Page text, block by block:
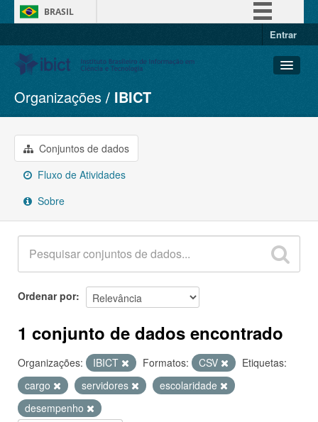
BRASIL
Entrar
Conjuntos de dados
Organizações
Grupos
Sobre
Organizações IBICT
Conjuntos de dados
Fluxo de Atividades
Sobre
Ordenar por
1 conjunto de dados encontrado
Organizações: IBICT Formatos: CSV
Etiquetas:
cargo
servidores
escolaridade
desempenho